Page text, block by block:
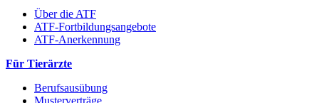
Über die ATF
ATF-Fortbildungsangebote
ATF-Anerkennung
Für Tierärzte
Berufsausübung